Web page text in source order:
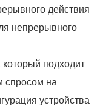
действия
непрерывного
который подходит
спросом на
устройства